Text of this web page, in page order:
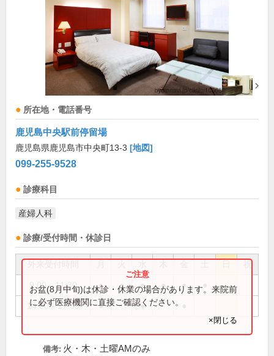
所在地・電話番号
鹿児島中央駅前停留場
鹿児島県鹿児島市中央町13-3 [地図]
099-255-9528
診療科目
産婦人科
診療/受付時間・休診日
祝
9:00～11:30 ● ● ● ● ●
14:00～17:30 ● ●
お盆(8月中旬)は休診・休業の場合があります。来院前
に必ず医療機関に直接ご確認ください。
×閉じる
備考: 火・木・土曜AMのみ